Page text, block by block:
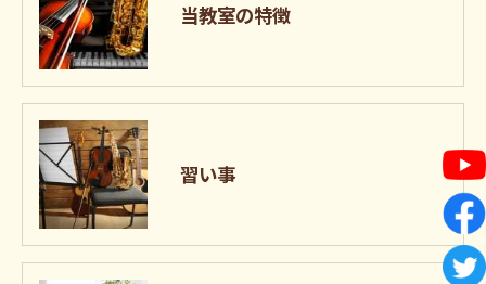
当教室の特徴
習い事